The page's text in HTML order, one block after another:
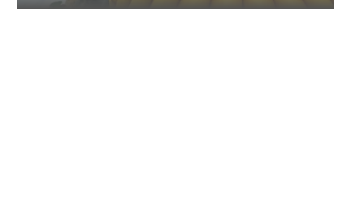
ボール ゼノバース2】